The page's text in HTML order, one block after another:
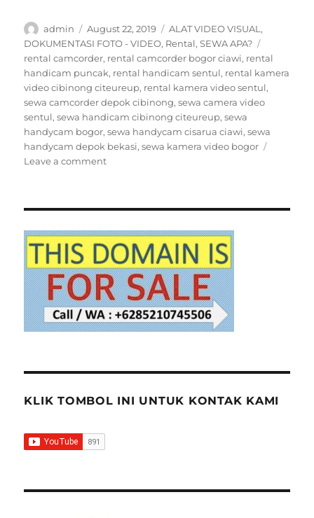
Author
admin
Posted
on
August 22, 2019 Categories
ALAT VIDEO VISUAL ,
DOKUMENTASI FOTO - VIDEO, Rental,SEWA APA?
rental camcorder, rental camcorder bogor ciawi, rental
handicam puncak, rental handicam sentul, rental kamera
video cibinong citeureup, rental kamera video sentul,
sewa camcorder depok cibinong,sewa camera video
sentul,sewa handicam cibinong citeureup,sewa
handycam bogor,sewa handycam cisarua ciawi,sewa
handycam depok bekasi,sewa kamera video bogor
Leave a commenton
KLIK TOMBOL INI UNTUK KONTAK KAMI